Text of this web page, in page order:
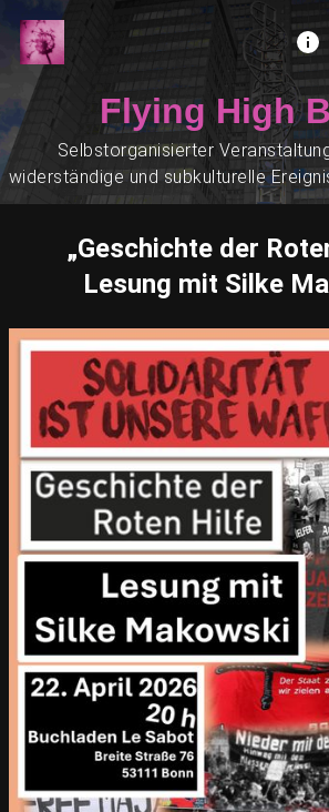
Flying High
Selbstorganisierter
widerständige und subkulturelle
„Geschichte der
Lesung mit Silke